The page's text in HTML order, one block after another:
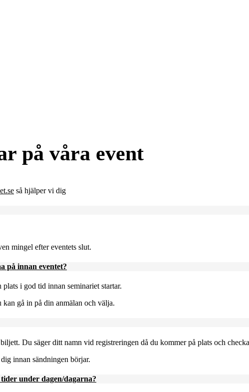
på våra event
så hjälper vi dig
mingel efter eventets slut.
på innan eventet?
i god tid innan seminariet startar.
gå in på din anmälan och välja.
Du säger ditt namn vid registreringen då du kommer på plats och
innan sändningen börjar.
under dagen/dagarna?